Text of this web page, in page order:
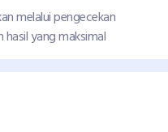
melalui pengecekan
yang maksimal